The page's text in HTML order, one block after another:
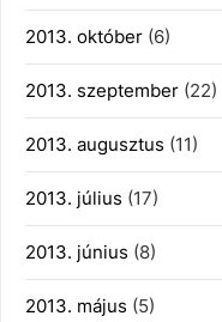
2013. október (6)
2013. szeptember (22)
2013. augusztus (11)
2013. július (17)
2013. június (8)
2013. május (5)